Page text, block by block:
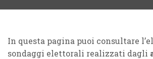
In questa pagina puoi consultare
sondaggi elettorali realizzati dagli